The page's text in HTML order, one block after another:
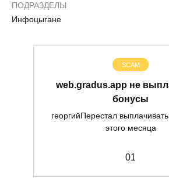
ПОДРАЗДЕЛЫ
Инфоцыгане
SCAM
web.gradus.app не
бонусы
георгийПерестал
этого месяца
01